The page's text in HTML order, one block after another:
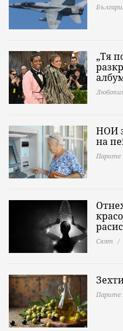
„Тя
НОИ
на
Парите
Свят
Парите